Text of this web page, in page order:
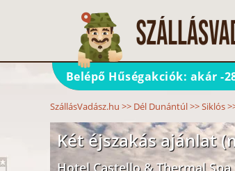
Belépő Hűségakciók: akár -
SzállásVadász.hu >> Dél Dunántúl>>Siklós
Két éjszakás ajánlat
Hotel Castello & Thermal Spa